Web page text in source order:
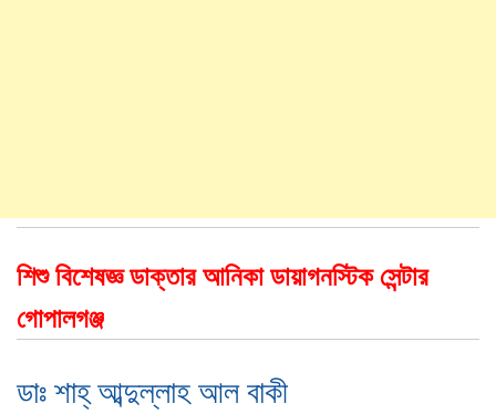
শিশু বিশেষজ্ঞ ডাক্তার আনিকা ডায়াগনস্টিক সেন্টার
গোপালগঞ্জ
ডাঃ শাহ্ আব্দুল্লাহ আল বাকী